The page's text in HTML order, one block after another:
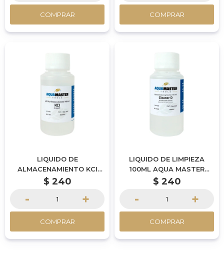
COMPRAR COMPRAR
LIQUIDO DE
ALMACENAMIENTO KCI
100ML AQUA MASTER
$ 240
- +
COMPRAR
LIQUIDO DE LIMPIEZA
100ML AQUA MASTER
TOOLS
$ 240
- +
COMPRAR